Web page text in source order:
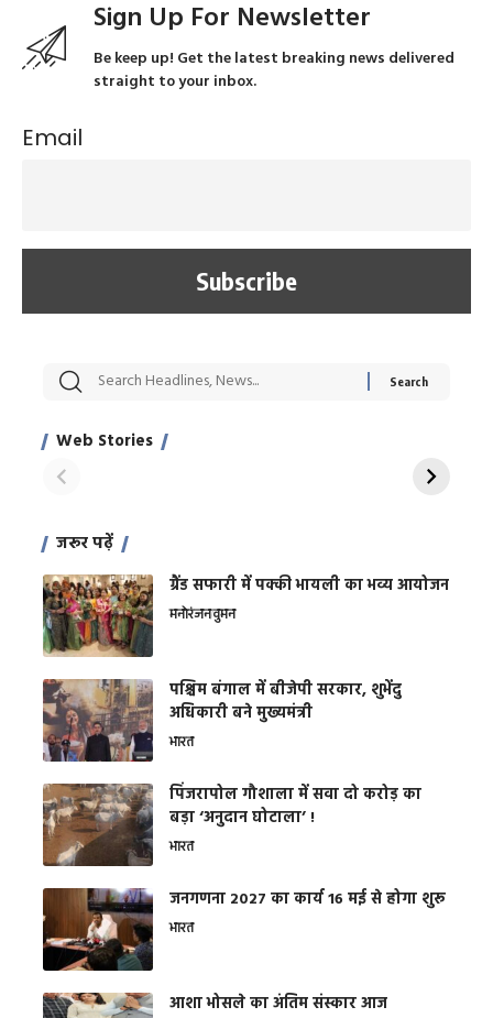
Sign Up For Newsletter
Be keep up! Get the latest breaking news delivered
straight to your inbox.
Email
Web Stories
सट्टेबाजी में अरेस्ट हुए
साहिल खान
रोज एक कच्चे लहसुन
जरूर पढ़ें
ग्रैंड सफारी में पक्की भायली का भव्य आयोजन
मनोरंजनवुमन
पश्चिम बंगाल में बीजेपी सरकार, शुभेंदु
अधिकारी बने मुख्यमंत्री
भारत
​पिंजरापोल गौशाला में सवा दो करोड़ का
बड़ा ‘अनुदान घोटाला’ !
भारत
जनगणना 2027 का कार्य 16 मई से होगा शुरू
भारत
आशा भोसले का अंतिम संस्कार आज